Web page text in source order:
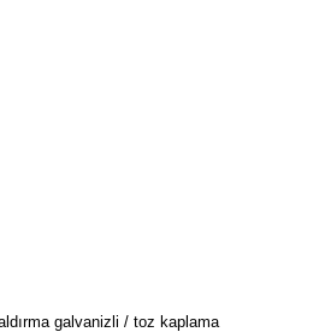
galvanizli / toz kaplama